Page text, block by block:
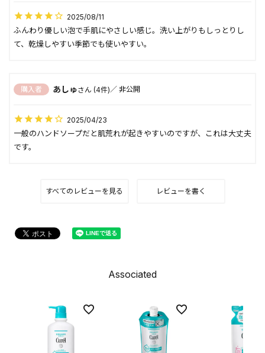
2025/08/11
ふんわり優しい泡で手肌にやさしい感じ。洗い上がりもしっとりし
て、乾燥しやすい季節でも使いやすい。
あしゅ 4
購入者 非公開
2025/04/23
一般のハンドソープだと肌荒れが起きやすいのですが、これは大丈夫
です。
すべてのレビューを見る レビューを書く
Associated